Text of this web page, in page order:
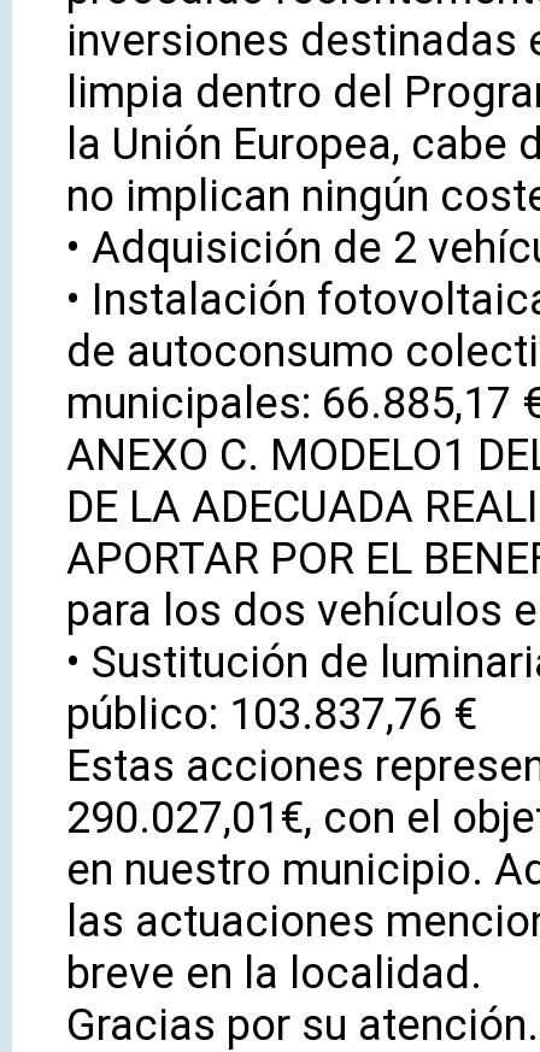
inversiones destinadas
limpia dentro del
la Unión Europea,
no implican ningún
• Adquisición de 2
• Instalación
de autoconsumo
municipales: 66.885,17
ANEXO C. MODELO1
DE LA ADECUADA
APORTAR POR EL
para los dos vehículos
• Sustitución de
público: 103.837,76 €
Estas acciones
290.027,01€, con el
en nuestro municipio.
las actuaciones
breve en la localidad.
Gracias por su atención.